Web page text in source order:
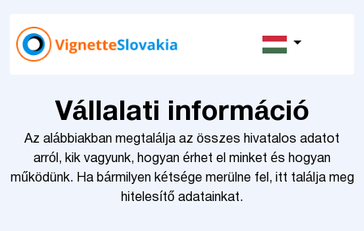
Vállalati információ
Az alábbiakban megtalálja az összes hivatalos adatot
arról, kik vagyunk, hogyan érhet el minket és hogyan
működünk. Ha bármilyen kétsége merülne fel, itt találja meg
hitelesítő adatainkat.